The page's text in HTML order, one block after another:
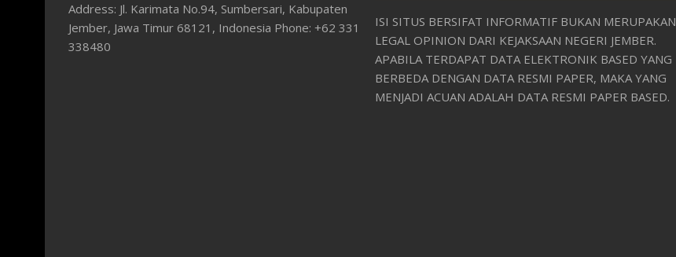
Address: Jl. Karimata No.94, Sumbersari, Kabupaten
Jember, Jawa Timur 68121, Indonesia Phone: +62 331
338480
ISI SITUS BERSIFAT INFORMATIF BUKAN MERUPAKAN
LEGAL OPINION DARI KEJAKSAAN NEGERI JEMBER.
APABILA TERDAPAT DATA ELEKTRONIK BASED YANG
BERBEDA DENGAN DATA RESMI PAPER, MAKA YANG
MENJADI ACUAN ADALAH DATA RESMI PAPER BASED.